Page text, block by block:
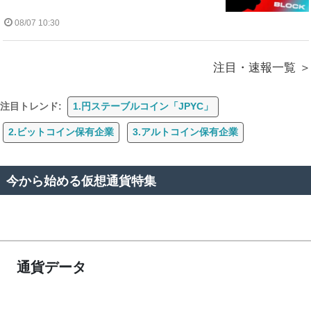
08/07 10:30
注目・速報一覧
注目トレンド: 1.円ステーブルコイン「JPYC」
2.ビットコイン保有企業 3.アルトコイン保有企業
今から始める仮想通貨特集
通貨データ